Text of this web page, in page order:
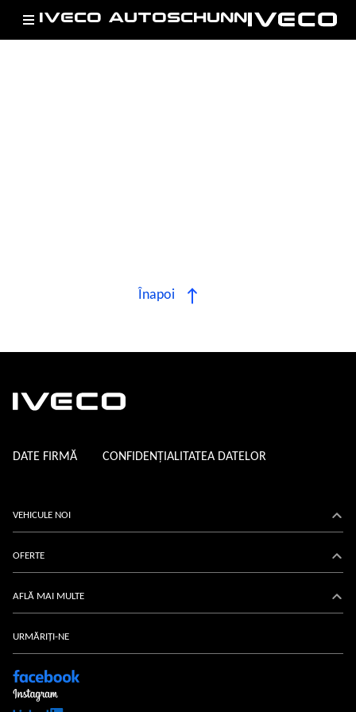
IVECO AUTOSCHUNN
Înapoi
DATE FIRMĂ CONFIDENȚIALITATEA DATELOR
VEHICULE NOI
S-Way
S-eWay
OFERTE
Acțiuni
IVECO-Fanshop
AFLĂ MAI MULTE
Despre-noi
Carieră
URMĂRIȚI-NE